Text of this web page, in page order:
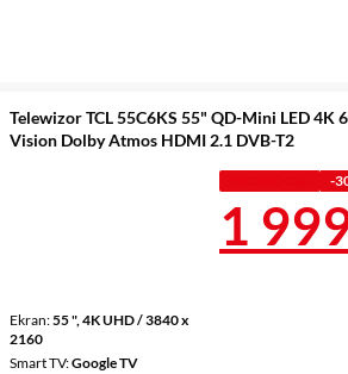
Telewizor TCL 55C6KS 55" QD-Mini LED 4K
Vision Dolby Atmos HDMI 2.1 DVB-T2
Ekran 55 ", 4K UHD / 3840 x
2160
Smart TV Google TV
-
1